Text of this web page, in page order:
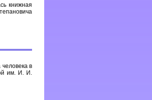
книжная
человека в
им. И. И.